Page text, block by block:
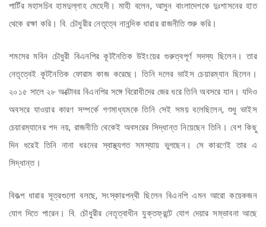
পার্টির মহাসচিব হামদুল্লাহ মেহেদী। মাহী বলেন, আসুন বাংলাদেশকে দুঃশাসনের হাত
থেকে রক্ষা করি। বি. চৌধুরীর নেতৃত্বে নানন্দিক ধারার রাজনীতি শুরু করি।
শমসের মবিন চৌধুরী বিএনপির কূটনৈতিক উইংয়ের গুরুত্বপূর্ণ সদস্য ছিলেন। তার
নেতৃত্বেই কূটনৈতিক ফোরাম কাজ করেছে। তিনি দলের ভাইস চেয়ারম্যান ছিলেন।
২০১৫ সালে ২৮ অক্টোবর বিএনপির সঙ্গে বিরোধীদের জের ধরে তিনি অবসরে যান। যদিও
অবসরে যাওয়ার কারণ সম্পর্কে গণমাধ্যমকে তিনি সেই সময় বলেছিলেন, শুধু ভাইস
চেয়ারম্যানের পদ নয়, রাজনীতি থেকেই অবসরের সিদ্ধান্ত নিয়েছেন তিনি। বেশ কিছু
দিন ধরেই তিনি নানা ধরনের স্বাস্থ্যগত সমস্যায় ভুগছেন। সে কারণেই তার এ
সিদ্ধান্ত।
বিকল্প ধারার সূত্রগুলো বলছে, সংস্কারপন্থী ছিলেন বিএনপি এমন আরো কয়েকজন
যোগ দিতে পারেন। বি. চৌধুরীর নেতৃত্বাধীন যুক্তফ্রন্টে যোগ দেয়ার সম্ভাবনা আছে